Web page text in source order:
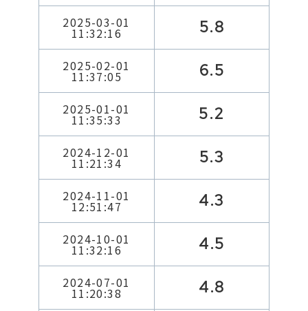
2025-03-01
11:32:16 5.8
2025-02-01
11:37:05 6.5
2025-01-01
11:35:33 5.2
2024-12-01
11:21:34 5.3
2024-11-01
12:51:47 4.3
2024-10-01
11:32:16 4.5
2024-07-01
11:20:38 4.8